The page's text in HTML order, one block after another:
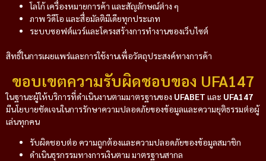
โลโก้ เครื่องหมายการค้า และสัญลักษณ์ต่าง ๆ
ภาพ วิดีโอ และสื่อมัลติมีเดียทุกประเภท
ระบบซอฟต์แวร์และโครงสร้างการทำงานของเว็บไซต์
สิทธิ์ในการเผยแพร่และการใช้งานเพื่อวัตถุประสงค์ทางการค้า
ขอบเขตความรับผิดชอบของ UFA147
ในฐานะผู้ให้บริการที่ดำเนินงานตามมาตรฐานของ UFABET และ UFA147
มีนโยบายชัดเจนในการรักษาความปลอดภัยของข้อมูลและความยุติธรรมต่อผู้
เล่นทุกคน
รับผิดชอบต่อ ความถูกต้องและความปลอดภัยของข้อมูลสมาชิก
ดำเนินธุรกรรมทางการเงินตาม มาตรฐานสากล